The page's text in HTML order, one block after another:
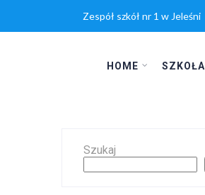
Zespół szkół nr 1 w Jeleśni
HOME SZKOŁA
Szukaj